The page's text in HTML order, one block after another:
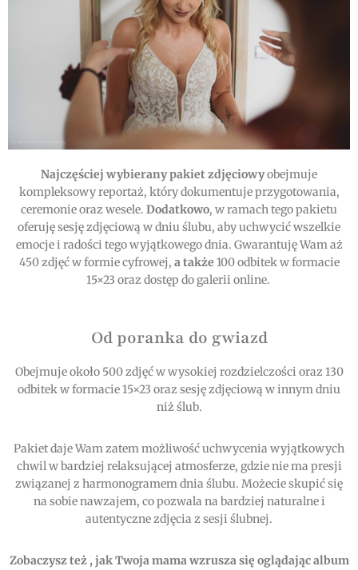
Najczęściej wybierany pakiet zdjęciowyobejmuje
kompleksowy reportaż, który dokumentuje przygotowania,
ceremonie oraz wesele. Dodatkowo, w ramach tego pakietu
oferuję sesję zdjęciową w dniu ślubu, aby uchwycić wszelkie
emocje i radości tego wyjątkowego dnia. Gwarantuję Wam aż
450 zdjęć w formie cyfrowej, a także 100 odbitek w formacie
15×23 oraz dostęp do galerii online.
Od poranka do gwiazd
Obejmuje około 500 zdjęć w wysokiej rozdzielczości oraz 130
odbitek w formacie 15×23 oraz sesję zdjęciową w innym dniu
niż ślub.
Pakiet daje Wam zatem możliwość uchwycenia wyjątkowych
chwil w bardziej relaksującej atmosferze, gdzie nie ma presji
związanej z harmonogramem dnia ślubu. Możecie skupić się
na sobie nawzajem, co pozwala na bardziej naturalne i
autentyczne zdjęcia z sesji ślubnej.
Zobaczysz też , jak Twoja mama wzrusza się oglądając album